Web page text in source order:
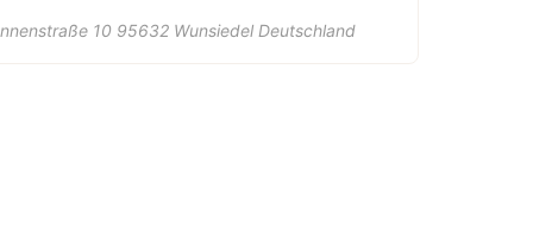
10 95632 Wunsiedel Deutschland